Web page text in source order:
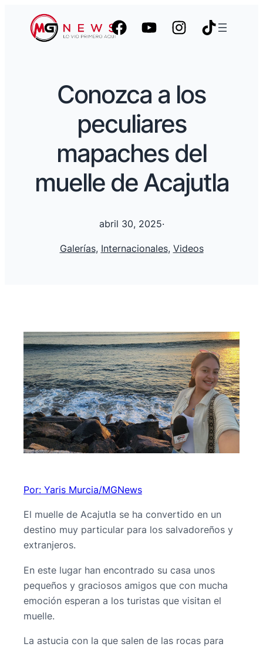
Conozca a los
peculiares
mapaches del
muelle de Acajutla
abril 30, 2025·
Galerías, Internacionales, Videos
Por: Yaris Murcia/MGNews
El muelle de Acajutla se ha convertido en un
destino muy particular para los salvadoreños y
extranjeros.
En este lugar han encontrado su casa unos
pequeños y graciosos amigos que con mucha
emoción esperan a los turistas que visitan el
muelle.
La astucia con la que salen de las rocas para